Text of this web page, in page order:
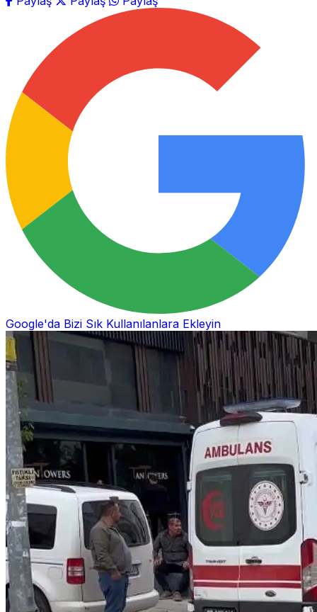
Google'da Bizi Sık Kullanılanlara Ekleyin